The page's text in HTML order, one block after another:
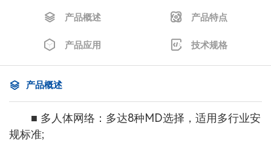
产品概述 产品特点
产品应用 技术规格
产品概述
■ 多人体网络：多达8种MD选择，适用多行业安
规标准;